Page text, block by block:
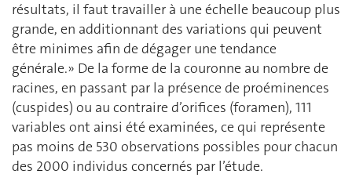
résultats, il faut travailler à une échelle beaucoup plus
grande, en additionnant des variations qui peuvent
être minimes afin de dégager une tendance
générale.» De la forme de la couronne au nombre de
racines, en passant par la présence de proéminences
(cuspides) ou au contraire d’orifices (foramen), 111
variables ont ainsi été examinées, ce qui représente
pas moins de 530 observations possibles pour chacun
des 2000 individus concernés par l’étude.